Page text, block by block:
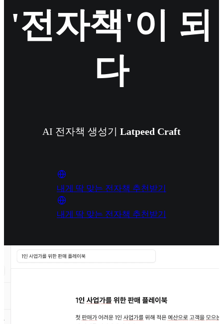
'전자책'이 되
다
AI 전자책 생성기 Latpeed Craft
내게 딱 맞는 전자책 추천받기
내게 딱 맞는 전자책 추천받기